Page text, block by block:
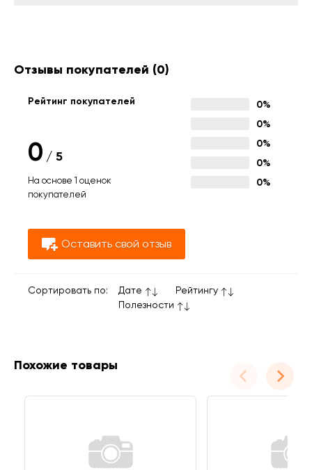
Отзывы покупателей (0)
Рейтинг покупателей
0 / 5
На основе 1 оценок
покупателей
0%
0%
0%
0%
0%
Оставить свой отзыв
Сортировать по: Дате
Рейтингу
Полезности
Похожие товары